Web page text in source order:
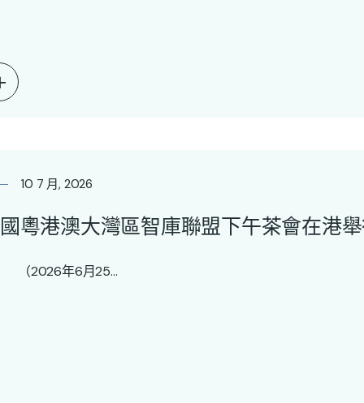
10 7 月, 2026
粵港澳大灣區智庫聯盟下午茶會在港
年6月25...